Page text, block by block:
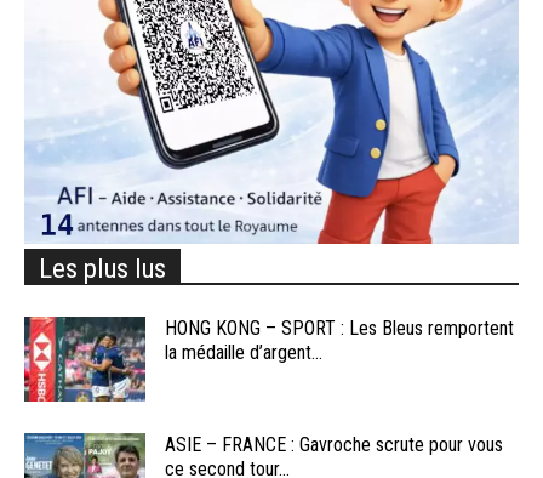
Les plus lus
HONG KONG – SPORT : Les Bleus remportent
la médaille d’argent...
ASIE – FRANCE : Gavroche scrute pour vous
ce second tour...